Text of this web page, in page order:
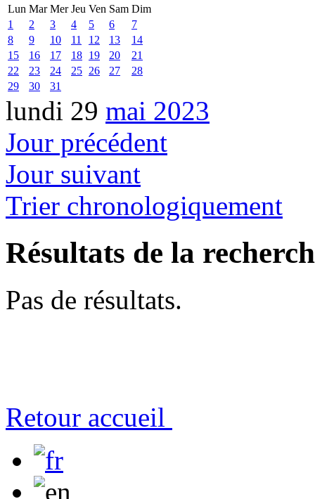
Lun Mar Mer Jeu Ven Sam Dim
1
2 3 4 5 6
7
8
9 10 11 12 13
14
15
16 17 18 19 20
21
22
23 24 25 26 27
28
29
30 31
lundi 29 mai 2023
Jour précédent
Jour suivant
Trier chronologiquement
Résultats de la
Pas de résultats.
Retour accueil